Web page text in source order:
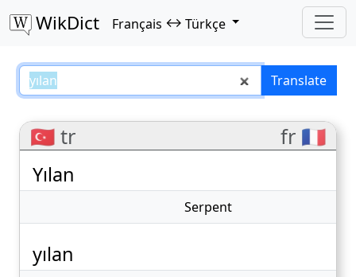
WikDict Français ↔ Türkçe
yılan – Français–Türkçe Translate
🇹🇷 tr fr 🇫🇷
Yılan
Serpent
yılan